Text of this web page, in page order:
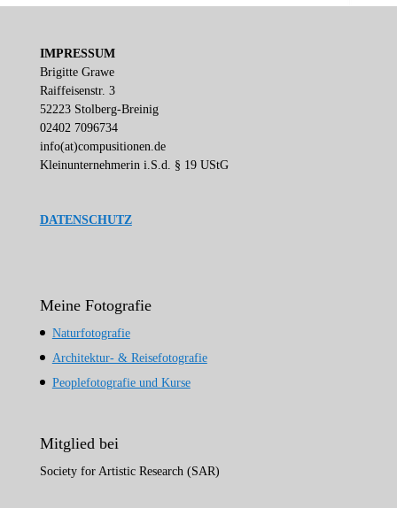
IMPRESSUM
Brigitte Grawe
Raiffeisenstr. 3
52223 Stolberg-Breinig
02402 7096734
info(at)compusitionen.de
Kleinunternehmerin i.S.d. § 19 UStG
DATENSCHUTZ
Meine Fotografie
Naturfotografie
Architektur- & Reisefotografie
Peoplefotografie und Kurse
Mitglied bei
Society for Artistic Research (SAR)